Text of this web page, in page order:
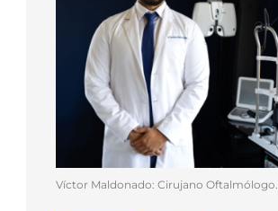
Víctor Maldonado: Cirujano Oftalmólogo.